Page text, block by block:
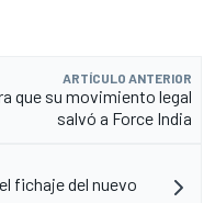
ARTÍCULO ANTERIOR
que su movimiento legal
salvó a Force India
fichaje del nuevo